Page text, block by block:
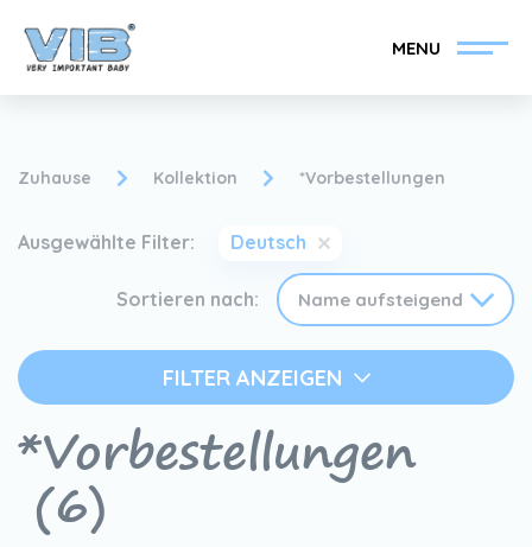
MENU
Nachrichten
Finden Sie Ihren VIB®-
Kontakt
Zuhause Kollektion *Vorbestellungen
Ausgewählte Filter: Deutsch
Sortieren nach:
FILTER ANZEIGEN
*Vorbestellungen
(6)